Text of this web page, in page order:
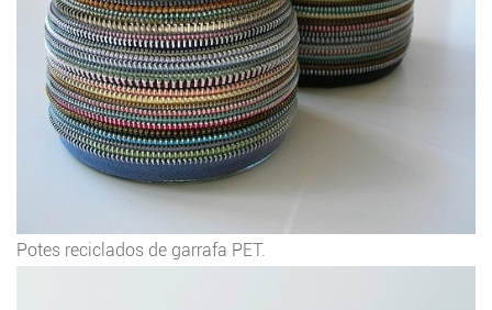
Potes reciclados de garrafa PET.